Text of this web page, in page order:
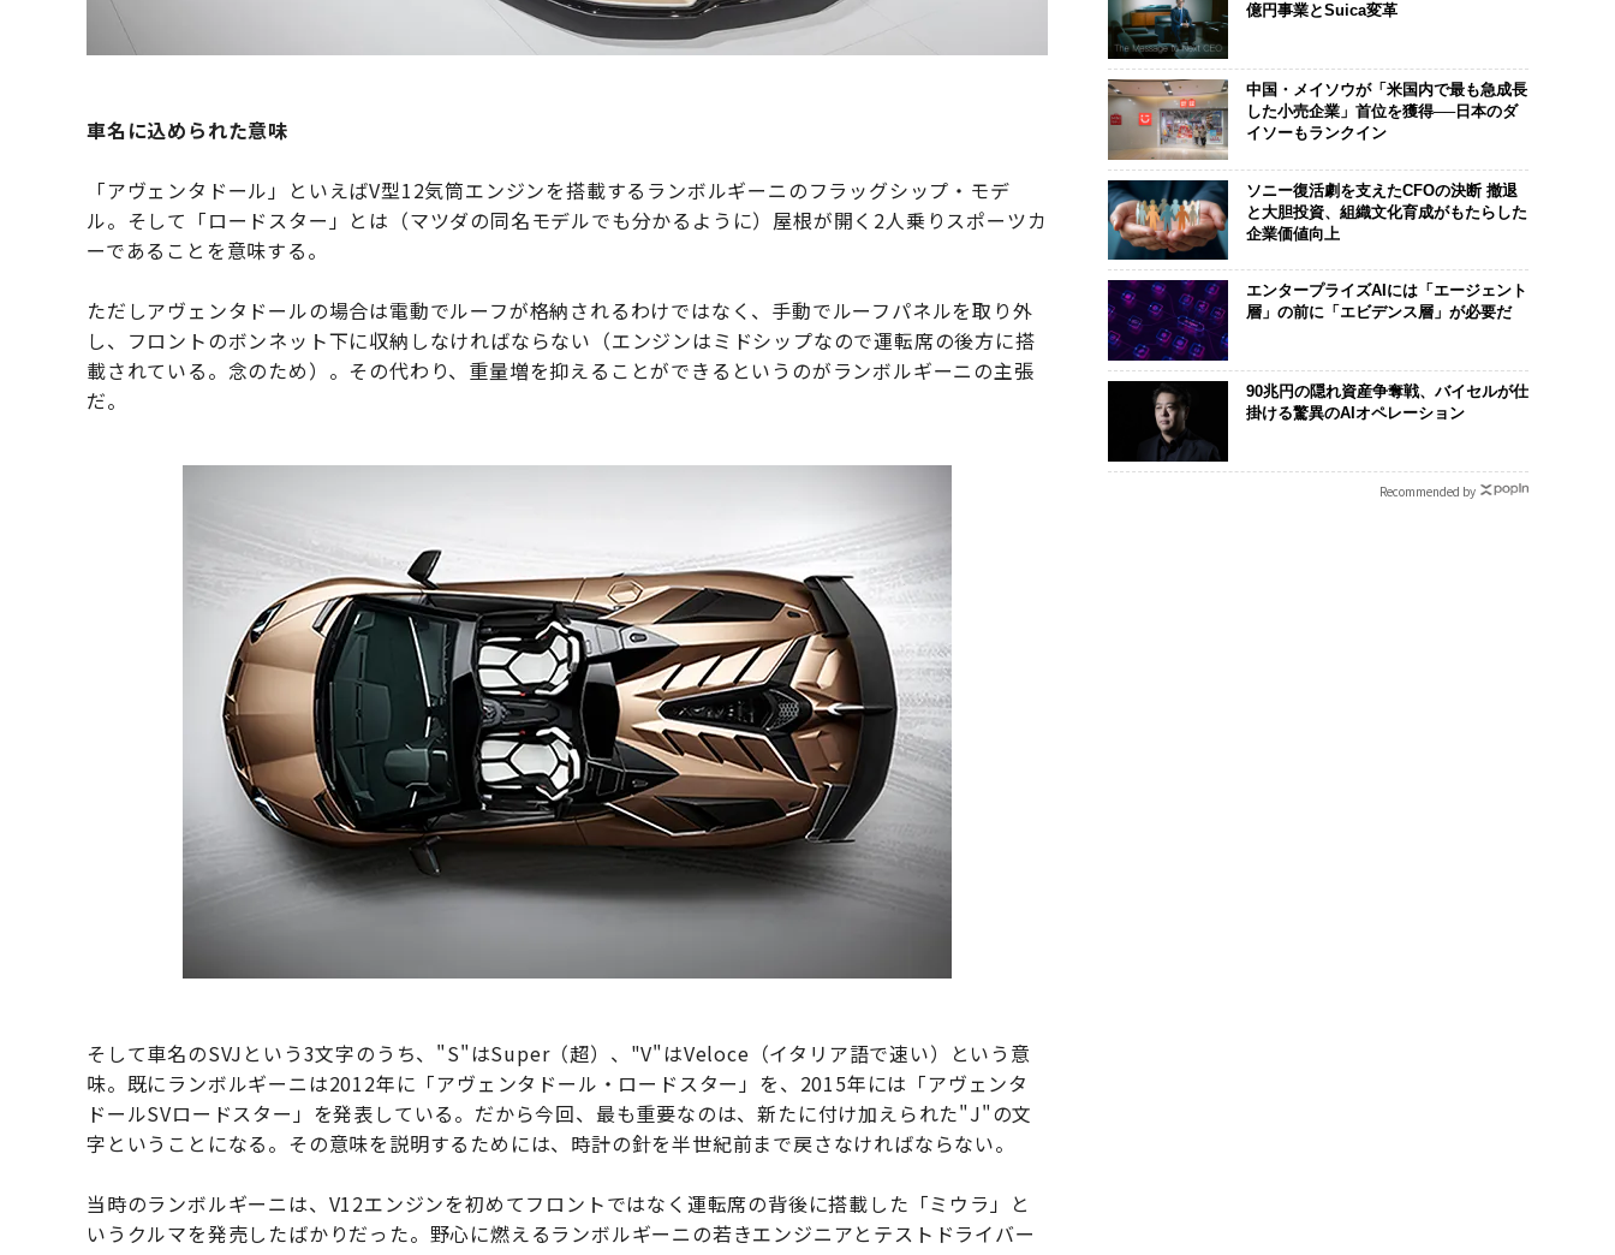
車名に込められた意味
「アヴェンタドール」といえばV型12気筒エンジンを搭載するランボルギーニのフラッグシップ・モデ
ル。そして「ロードスター」とは（マツダの同名モデルでも分かるように）屋根が開く2人乗りスポーツカ
ーであることを意味する。
ただしアヴェンタドールの場合は電動でルーフが格納されるわけではなく、手動でルーフパネルを取り外
し、フロントのボンネット下に収納しなければならない（エンジンはミドシップなので運転席の後方に搭
載されている。念のため）。その代わり、重量増を抑えることができるというのがランボルギーニの主張
だ。
そして車名のSVJという3文字のうち、"S"はSuper（超）、"V"はVeloce（イタリア語で速い）という意
味。既にランボルギーニは2012年に「アヴェンタドール・ロードスター」を、2015年には「アヴェンタ
ドールSVロードスター」を発表している。だから今回、最も重要なのは、新たに付け加えられた"J"の文
字ということになる。その意味を説明するためには、時計の針を半世紀前まで戻さなければならない。
当時のランボルギーニは、V12エンジンを初めてフロントではなく運転席の背後に搭載した「ミウラ」と
いうクルマを発売したばかりだった。野心に燃えるランボルギーニの若きエンジニアとテストドライバー
億円事業とSuica変革
中国・メイソウが「米国内で最も急成長
した小売企業」首位を獲得──日本のダ
イソーもランクイン
ソニー復活劇を支えたCFOの決断 撤退
と大胆投資、組織文化育成がもたらした
企業価値向上
エンタープライズAIには「エージェント
層」の前に「エビデンス層」が必要だ
90兆円の隠れ資産争奪戦、バイセルが仕
掛ける驚異のAIオペレーション
Recommended by